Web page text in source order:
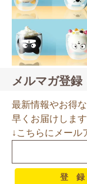
メルマガ登録
最新情報やお得
早くお届けします
↓こちらにメール